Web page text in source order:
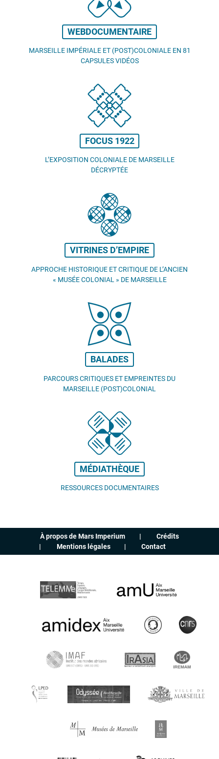
WEBDOCUMENTAIRE
MARSEILLE IMPÉRIALE ET (POST)COLONIALE EN 81
CAPSULES VIDÉOS
FOCUS 1922
L’EXPOSITION COLONIALE DE MARSEILLE
DÉCRYPTÉE
VITRINES D’EMPIRE
APPROCHE HISTORIQUE ET CRITIQUE DE L’ANCIEN
« MUSÉE COLONIAL » DE MARSEILLE
BALADES
PARCOURS CRITIQUES ET EMPREINTES DU
MARSEILLE (POST)COLONIAL
MÉDIATHÈQUE
RESSOURCES DOCUMENTAIRES
À propos de Mars Imperium
Crédits
Mentions légales
Contact